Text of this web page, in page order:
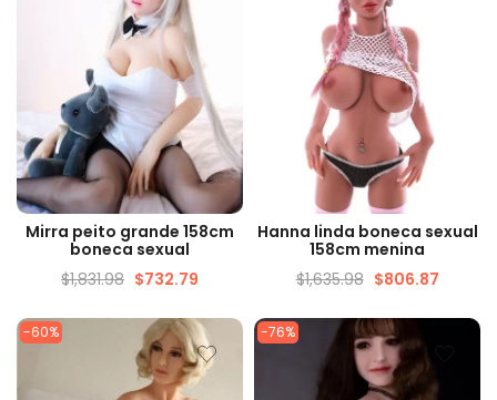
VISUALIZAÇÃO RÁPIDA
Mirra peito grande 158cm
boneca sexual
$1,831.98 $732.79
VISUALIZAÇÃO RÁPIDA
Hanna linda boneca sexual
158cm menina
$1,635.98 $806.87
-60% -76%